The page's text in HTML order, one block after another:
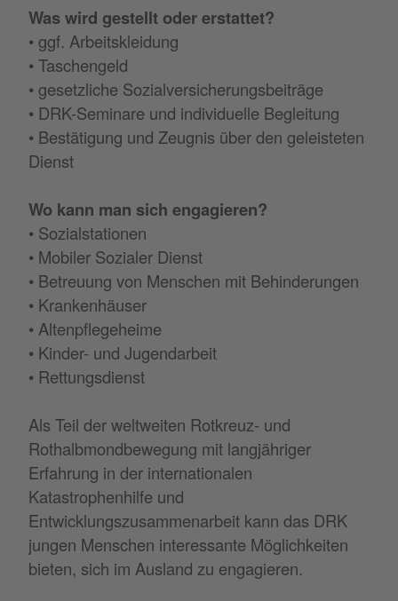
Was wird gestellt oder erstattet?
• ggf. Arbeitskleidung
• Taschengeld
• gesetzliche Sozialversicherungsbeiträge
• DRK-Seminare und individuelle Begleitung
• Bestätigung und Zeugnis über den geleisteten
Dienst
Wo kann man sich engagieren?
• Sozialstationen
• Mobiler Sozialer Dienst
• Betreuung von Menschen mit Behinderungen
• Krankenhäuser
• Altenpflegeheime
• Kinder- und Jugendarbeit
• Rettungsdienst
Als Teil der weltweiten Rotkreuz- und
Rothalbmondbewegung mit langjähriger
Erfahrung in der internationalen
Katastrophenhilfe und
Entwicklungszusammenarbeit kann das DRK
jungen Menschen interessante Möglichkeiten
bieten, sich im Ausland zu engagieren.